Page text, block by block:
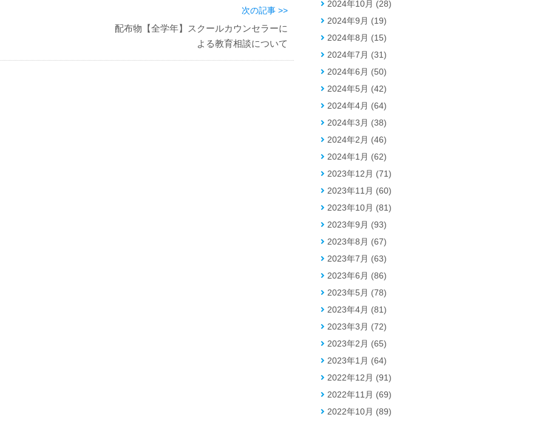
次の記事 >>
配布物【全学年】スクールカウンセラーに
よる教育相談について
2024年10月 (28)
2024年9月 (19)
2024年8月 (15)
2024年7月 (31)
2024年6月 (50)
2024年5月 (42)
2024年4月 (64)
2024年3月 (38)
2024年2月 (46)
2024年1月 (62)
2023年12月 (71)
2023年11月 (60)
2023年10月 (81)
2023年9月 (93)
2023年8月 (67)
2023年7月 (63)
2023年6月 (86)
2023年5月 (78)
2023年4月 (81)
2023年3月 (72)
2023年2月 (65)
2023年1月 (64)
2022年12月 (91)
2022年11月 (69)
2022年10月 (89)